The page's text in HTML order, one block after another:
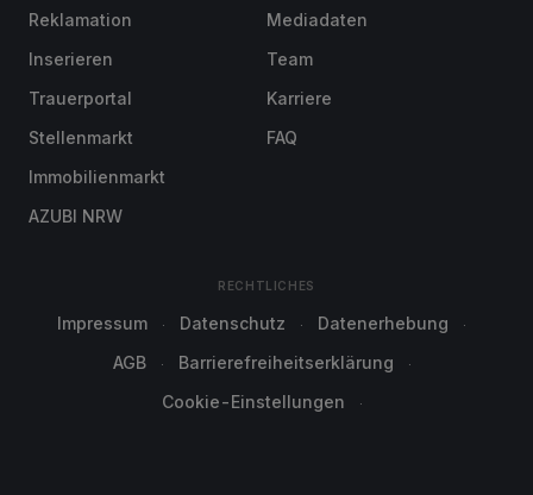
Reklamation
Inserieren
Trauerportal
Stellenmarkt
Immobilienmarkt
AZUBI NRW
Mediadaten
Team
Karriere
FAQ
RECHTLICHES
Impressum Datenschutz
Datenerhebung
AGB
Barrierefreiheitserklärung
Cookie-Einstellungen